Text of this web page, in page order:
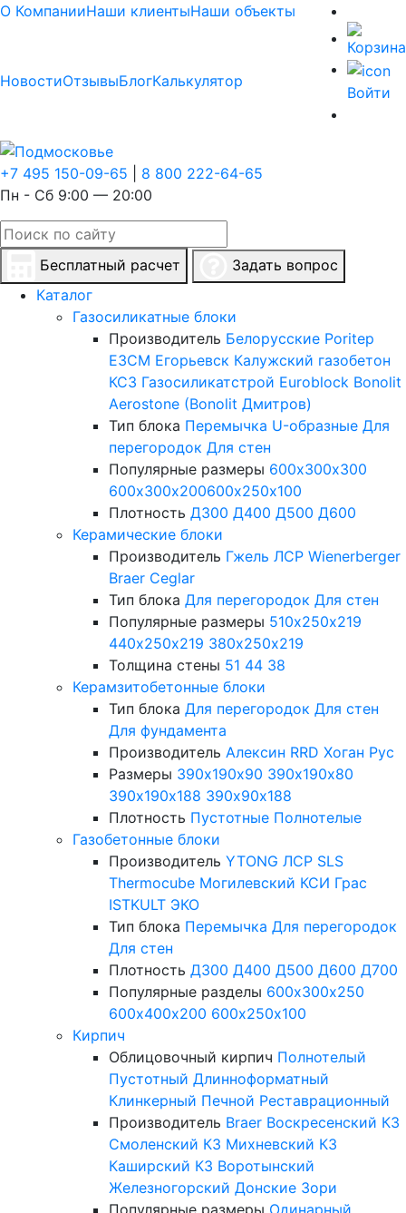
О КомпанииНаши клиентыНаши объекты
НовостиОтзывыБлогКалькулятор
Войти
+7 495 150-09-65
8 800 222-64-65
Пн - Сб 9:00 — 20:00
Бесплатный расчет
Задать вопрос
Каталог
Газосиликатные блоки
Производитель Белорусские Poritep
ЕЗСМ Егорьевск Калужский газобетон
КСЗ Газосиликатстрой Euroblock Bonolit
Aerostone (Bonolit Дмитров)
Тип блока Перемычка U-образные Для
перегородок Для стен
Популярные размеры 600х300х300
600х300х200600х250х100
Плотность Д300 Д400 Д500 Д600
Керамические блоки
Производитель Гжель ЛСР Wienerberger
Braer Ceglar
Тип блока Для перегородок Для стен
Популярные размеры 510х250х219
440х250х219 380х250х219
Толщина стены 51 44 38
Керамзитобетонные блоки
Тип блока Для перегородок Для стен
Для фундамента
Производитель Алексин RRD Хоган Рус
Размеры 390х190х90 390х190х80
390х190х188 390х90х188
Плотность Пустотные Полнотелые
Газобетонные блоки
Производитель YTONG ЛСР SLS
Thermocube Могилевский КСИ Грас
ISTKULT ЭКО
Тип блока Перемычка Для перегородок
Для стен
Плотность Д300 Д400 Д500 Д600 Д700
Популярные разделы 600х300х250
600х400х200 600х250х100
Кирпич
Облицовочный кирпич Полнотелый
Пустотный Длинноформатный
Клинкерный Печной Реставрационный
Производитель Braer Воскресенский КЗ
Смоленский КЗ Михневский КЗ
Каширский КЗ Воротынский
Железногорский Донские Зори